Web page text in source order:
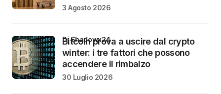
3 Agosto 2026
Bitcoin prova a uscire dal crypto
winter: i tre fattori che possono
accendere il rimbalzo
di Shadowx24
30 Luglio 2026